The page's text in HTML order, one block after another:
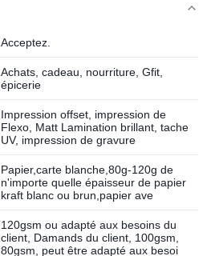
Acceptez.
Achats, cadeau, nourriture, Gfit,
épicerie
Impression offset, impression de
Flexo, Matt Lamination brillant, tache
UV, impression de gravure
Papier,carte blanche,80g-120g de
n'importe quelle épaisseur de papier
kraft blanc ou brun,papier ave
120gsm ou adapté aux besoins du
client, Damands du client, 100gsm,
80gsm, peut être adapté aux besoi